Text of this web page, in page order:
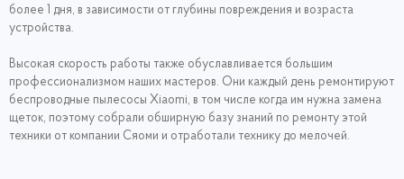
более 1 дня, в зависимости от глубины повреждения и возраста
устройства.
Высокая скорость работы также обуславливается большим
профессионализмом наших мастеров. Они каждый день ремонтируют
беспроводные пылесосы Xiaomi, в том числе когда им нужна замена
щеток, поэтому собрали обширную базу знаний по ремонту этой
техники от компании Сяоми и отработали технику до мелочей.